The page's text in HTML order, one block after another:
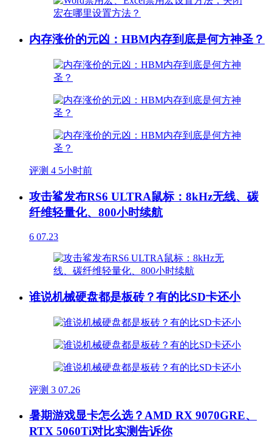
内存涨价的元凶：HBM内存到底是何方神圣？
评测 4 5小时前
攻击鲨发布RS6 ULTRA鼠标：8kHz无线、碳
纤维轻量化、800小时续航
6 07.23
谁说机械硬盘都是板砖？有的比SD卡还小
评测 3 07.26
暑期游戏显卡怎么选？AMD RX 9070GRE、
RTX 5060Ti对比实测告诉你